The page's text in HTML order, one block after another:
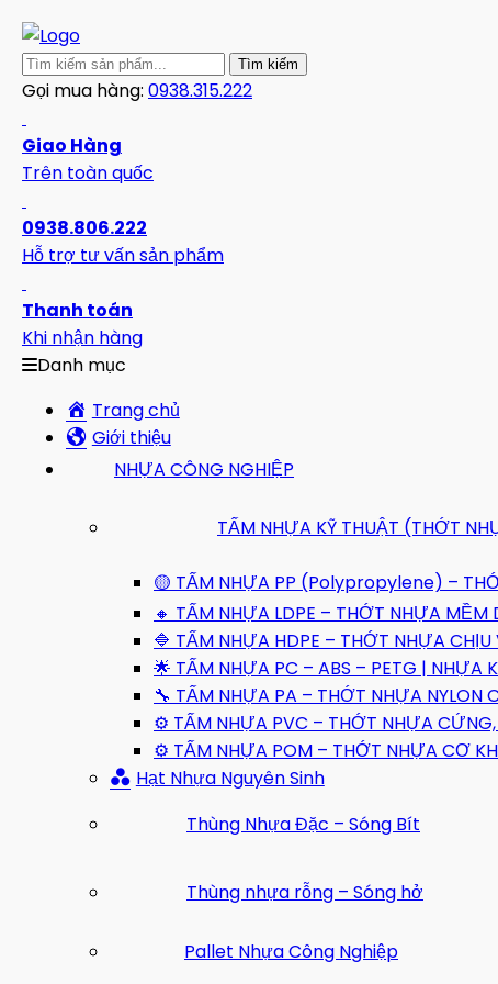
Gọi mua hàng: 0938.315.222
Giao Hàng
Trên toàn quốc
0938.806.222
Hỗ trợ tư vấn sản phẩm
Thanh toán
Khi nhận hàng
Danh mục
Trang chủ
Giới thiệu
NHỰA CÔNG NGHIỆP
TẤM NHỰA KỸ THUẬT (THỚT
🟡 TẤM NHỰA PP (Polypropylene) –
🔸 TẤM NHỰA LDPE – THỚT NHỰA MỀM
🔷 TẤM NHỰA HDPE – THỚT NHỰA
🌟 TẤM NHỰA PC – ABS – PETG | NHỰA
🔧 TẤM NHỰA PA – THỚT NHỰA NYLON
⚙️ TẤM NHỰA PVC – THỚT NHỰA
⚙️ TẤM NHỰA POM – THỚT NHỰA CƠ
Hạt Nhựa Nguyên Sinh
Thùng Nhựa Đặc – Sóng Bít
Thùng nhựa rỗng – Sóng hở
Pallet Nhựa Công Nghiệp